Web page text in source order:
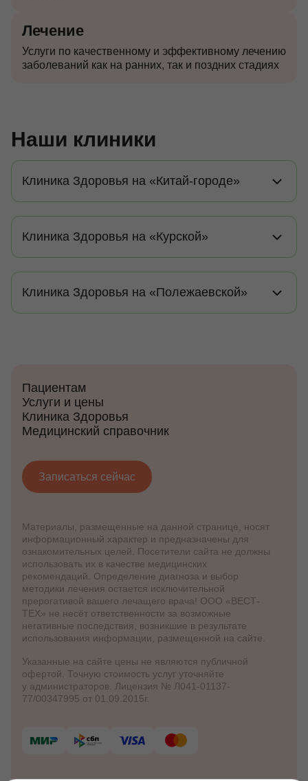
Лечение
Услуги по качественному и эффективному лечению
заболеваний как на ранних, так и поздних стадиях
Наши клиники
Клиника Здоровья на «Китай-городе»
Клиника Здоровья на «Курской»
Клиника Здоровья на «Полежаевской»
Пациентам
Услуги и цены
Клиника Здоровья
Медицинский справочник
Записаться сейчас
Материалы, размещенные на данной странице, носят
информационный характер и предназначены для
ознакомительных целей. Посетители сайта не должны
использовать их в качестве медицинских
рекомендаций. Определение диагноза и выбор
методики лечения остается исключительной
прерогативой вашего лечащего врача! ООО «ВЕСТ-
ТЕХ» не несёт ответственности за возможные
негативные последствия, возникшие в результате
использования информации, размещенной на сайте.
Указанные на сайте цены не являются публичной
офертой. Точную стоимость услуг уточняйте
у администраторов. Лицензия № Л041-01137-
77/00347995 от 01.09.2015г.